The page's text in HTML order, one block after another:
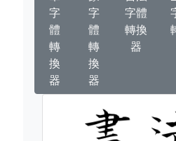
字
體
轉
換
器
字
體
轉
換
器
字體
轉換
器